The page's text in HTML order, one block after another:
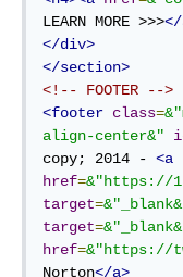
LEARN MORE >>></
</div>
</section>
<!-- FOOTER -->
<footer class=
align-center&"
copy; 2014 - <a
href=&"https: //
target=
target=
href=&"https: //
Norton</a>